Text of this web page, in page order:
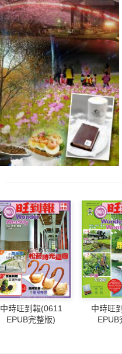
中時旺到報(0611
EPUB完整版)
中時旺
EPUB